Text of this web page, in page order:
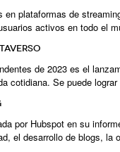
en plataformas de
activos en todo el
de 2023 es el
cotidiana. Se puede
por Hubspot en su
el desarrollo de blogs,